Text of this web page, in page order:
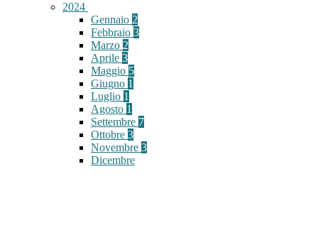
2024
Gennaio 2
Febbraio 3
Marzo 2
Aprile 3
Maggio 5
Giugno 1
Luglio 1
Agosto 1
Settembre 7
Ottobre 3
Novembre 3
Dicembre